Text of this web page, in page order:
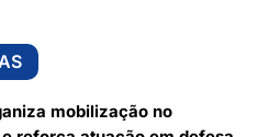
mobilização no